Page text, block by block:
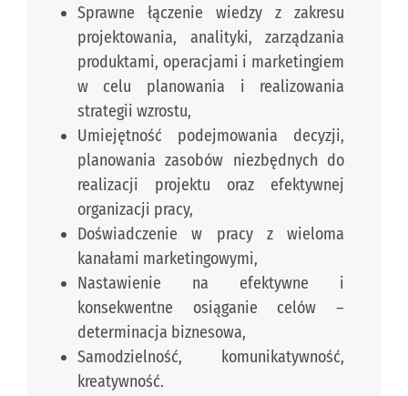
Sprawne łączenie wiedzy z zakresu
projektowania, analityki, zarządzania
produktami, operacjami i marketingiem
w celu planowania i realizowania
strategii wzrostu,
Umiejętność podejmowania decyzji,
planowania zasobów niezbędnych do
realizacji projektu oraz efektywnej
organizacji pracy,
Doświadczenie w pracy z wieloma
kanałami marketingowymi,
Nastawienie na efektywne i
konsekwentne osiąganie celów –
determinacja biznesowa,
Samodzielność, komunikatywność,
kreatywność.